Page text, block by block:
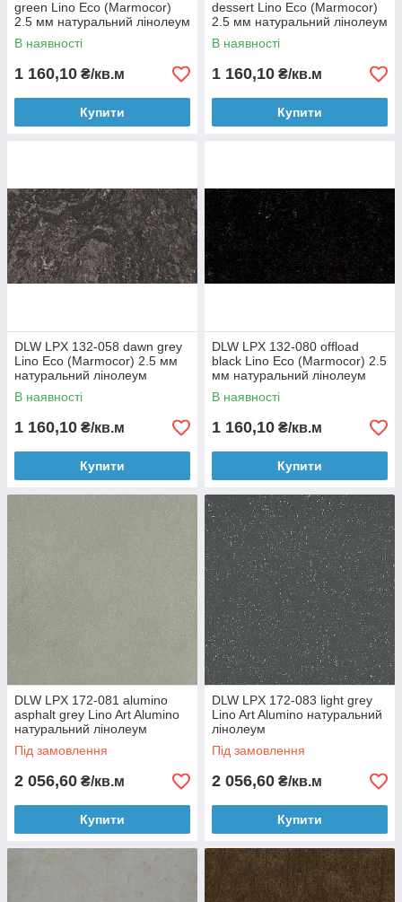
green Lino Eco (Marmocor)
2.5 мм натуральний лінолеум
В наявності
1 160,10 ₴/кв.м
Купити
dessert Lino Eco (Marmocor)
2.5 мм натуральний лінолеум
В наявності
1 160,10 ₴/кв.м
Купити
DLW LPX 132-058 dawn grey
Lino Eco (Marmocor) 2.5 мм
натуральний лінолеум
В наявності
1 160,10 ₴/кв.м
Купити
DLW LPX 132-080 offload
black Lino Eco (Marmocor) 2.5
мм натуральний лінолеум
В наявності
1 160,10 ₴/кв.м
Купити
DLW LPX 172-081 alumino
asphalt grey Lino Art Alumino
натуральний лінолеум
Під замовлення
2 056,60 ₴/кв.м
Купити
DLW LPX 172-083 light grey
Lino Art Alumino натуральний
лінолеум
Під замовлення
2 056,60 ₴/кв.м
Купити